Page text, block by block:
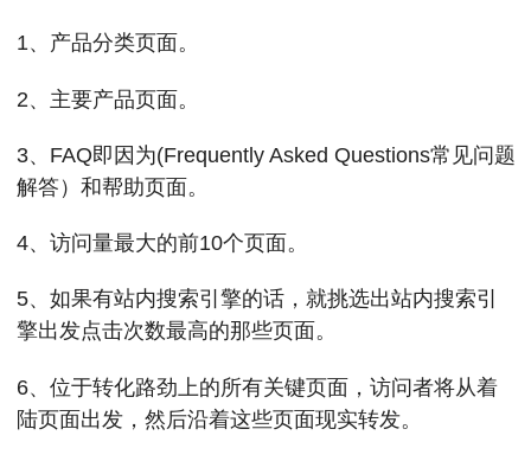
1、产品分类页面。
2、主要产品页面。
3、FAQ即因为(Frequently Asked Questions常见问题
解答）和帮助页面。
4、访问量最大的前10个页面。
5、如果有站内搜索引擎的话，就挑选出站内搜索引
擎出发点击次数最高的那些页面。
6、位于转化路劲上的所有关键页面，访问者将从着
陆页面出发，然后沿着这些页面现实转发。